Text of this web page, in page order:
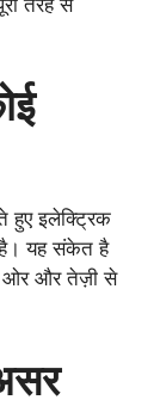
हुए इलेक्ट्रिक
है। यह संकेत है
ओर और तेज़ी से